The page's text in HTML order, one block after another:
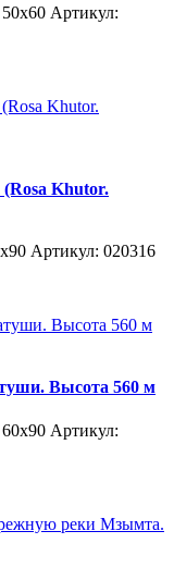
Артикул:
Khutor.
Артикул: 020316
Высота 560 м
Артикул: